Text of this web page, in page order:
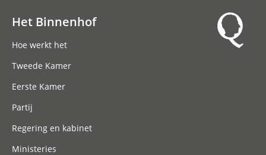
Het Binnenhof
Hoe werkt het
Tweede Kamer
Eerste Kamer
Partij
Regering en kabinet
Ministeries